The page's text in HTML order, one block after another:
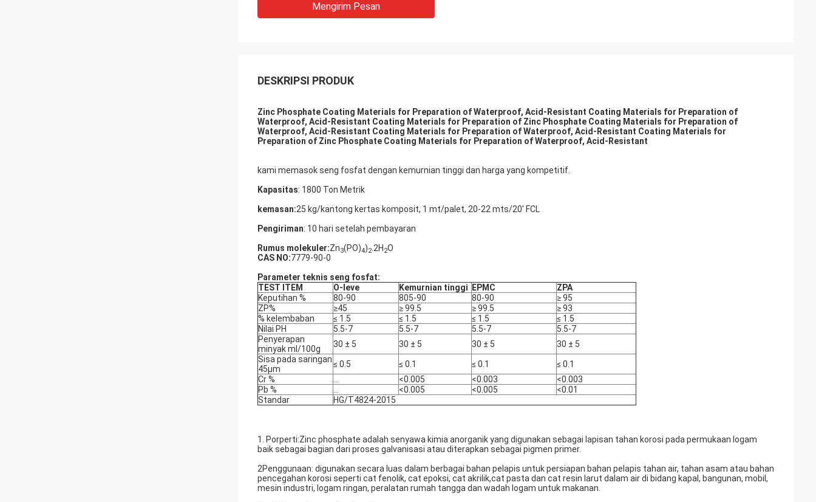
Mengirim Pesan
DESKRIPSI PRODUK
Zinc Phosphate Coating Materials for Preparation of Waterproof, Acid-Resistant Coating Materials for Preparation of
Waterproof, Acid-Resistant Coating Materials for Preparation of Zinc Phosphate Coating Materials for Preparation of
Waterproof, Acid-Resistant Coating Materials for Preparation of Waterproof, Acid-Resistant Coating Materials for
Preparation of Zinc Phosphate Coating Materials for Preparation of Waterproof, Acid-Resistant
kami memasok seng fosfat dengan kemurnian tinggi dan harga yang kompetitif.
Kapasitas: 1800 Ton Metrik
kemasan:25 kg/kantong kertas komposit, 1 mt/palet, 20-22 mts/20' FCL
Pengiriman: 10 hari setelah pembayaran
Rumus molekuler:Zn3(PO)4)2 .2H 2O
CAS NO:7779-90-0
Parameter teknis seng fosfat:
TEST ITEM
O-leve Kemurnian tinggi EPMC
ZPA
Keputihan %
80-90 805-90 80-90
≥ 95
ZP%
≥45 ≥ 99.5 ≥ 99.5
≥ 93
% kelembaban
≤ 1.5 ≤ 1.5 ≤ 1.5
≤ 1.5
Nilai PH
5.5-7 5.5-7 5.5-7
5.5-7
Penyerapan
minyak ml/100g
30 ± 5 30 ± 5 30 ± 5
30 ± 5
Sisa pada saringan
45μm
≤ 0.5 ≤ 0.1 ≤ 0.1
≤ 0.1
Cr %
<0.005 <0.003
<0.003
Pb %
<0.005 <0.005
<0.01
Standar
HG/T4824-2015
1. Porperti:Zinc phosphate adalah senyawa kimia anorganik yang digunakan sebagai lapisan tahan korosi pada permukaan logam
baik sebagai bagian dari proses galvanisasi atau diterapkan sebagai pigmen primer.
2Penggunaan: digunakan secara luas dalam berbagai bahan pelapis untuk persiapan bahan pelapis tahan air, tahan asam atau bahan
pencegahan korosi seperti cat fenolik, cat epoksi, cat akrilik,cat pasta dan cat resin larut dalam air di bidang kapal, bangunan, mobil,
mesin industri, logam ringan, peralatan rumah tangga dan wadah logam untuk makanan.